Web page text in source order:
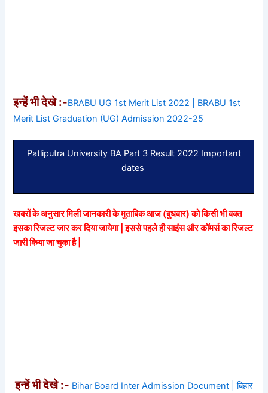
इन्हें भी देखे :-BRABU UG 1st Merit List 2022 | BRABU 1st
Merit List Graduation (UG) Admission 2022-25
Patliputra University BA Part 3 Result 2022 Important
dates
खबरों के अनुसार मिली जानकारी के मुताबिक आज (बुधवार) को किसी भी वक्त
इसका रिजल्ट जार कर दिया जायेगा | इससे पहले ही साइंस और कॉमर्स का रिजल्ट
जारी किया जा चुका है |
इन्हें भी देखे :- Bihar Board Inter Admission Document | बिहार